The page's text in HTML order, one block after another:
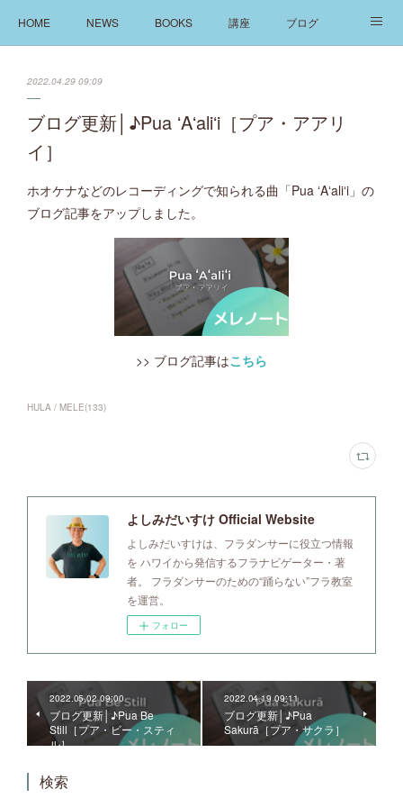
HOME NEWS BOOKS 講座 ブログ
2022.04.29 09:09
ブログ更新│♪Pua ʻAʻaliʻi［プア・アアリ
イ］
ホオケナなどのレコーディングで知られる曲「Pua ʻAʻaliʻi」の
ブログ記事をアップしました。
>> ブログ記事はこちら
HULA / MELE(133)
よしみだいすけ Official Website
よしみだいすけは、フラダンサーに役立つ情報
を ハワイから発信するフラナビゲーター・著
者。 フラダンサーのための“踊らない”フラ教室
を運営。
フォロー
2022.05.02 09:00
ブログ更新│♪Pua Be
Still［プア・ビー・スティ
ル］
2022.04.19 09:11
ブログ更新│♪Pua
Sakurā［プア・サクラ］
検索